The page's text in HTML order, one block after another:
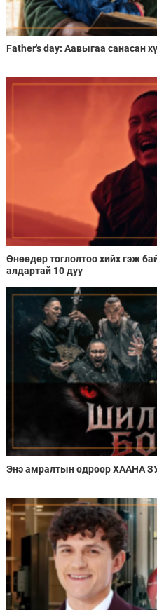
Father's day: Аавыгаа санасан
Өнөөдөр тоглолтоо хийх гэж
алдартай 10 дуу
Энэ амралтын өдрөөр ХААНА